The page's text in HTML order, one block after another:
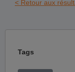
< Retour aux
Tags